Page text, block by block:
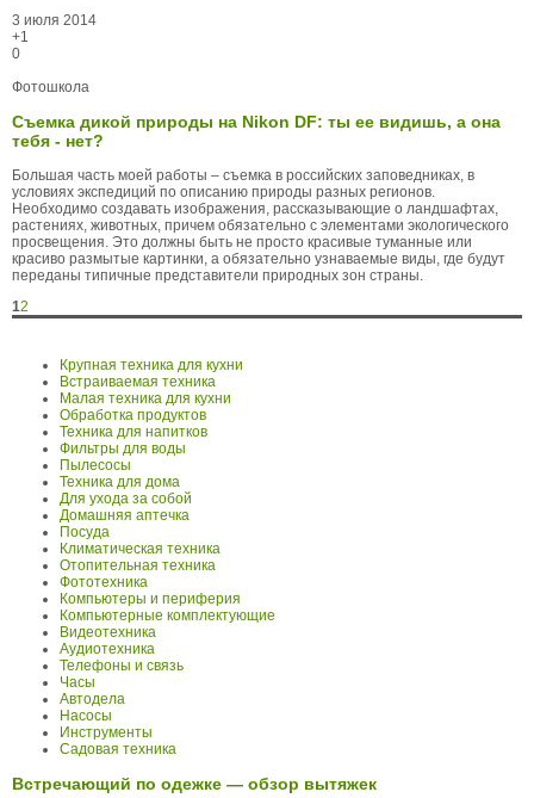
3 июля 2014
+1
0
Фотошкола
Cъемка дикой природы на Nikon DF: ты ее видишь, а она
тебя - нет?
Большая часть моей работы – съемка в российских заповедниках, в
условиях экспедиций по описанию природы разных регионов.
Необходимо создавать изображения, рассказывающие о ландшафтах,
растениях, животных, причем обязательно с элементами экологического
просвещения. Это должны быть не просто красивые туманные или
красиво размытые картинки, а обязательно узнаваемые виды, где будут
переданы типичные представители природных зон страны.
12
Крупная техника для кухни
Встраиваемая техника
Малая техника для кухни
Обработка продуктов
Техника для напитков
Фильтры для воды
Пылесосы
Техника для дома
Для ухода за собой
Домашняя аптечка
Посуда
Климатическая техника
Отопительная техника
Фототехника
Компьютеры и периферия
Компьютерные комплектующие
Видеотехника
Аудиотехника
Телефоны и связь
Часы
Автодела
Насосы
Инструменты
Садовая техника
Встречающий по одежке — обзор вытяжек